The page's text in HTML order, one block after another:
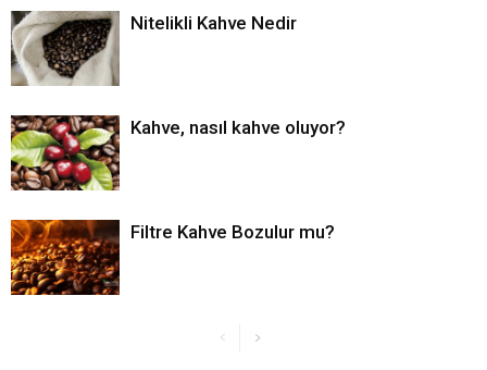
Nitelikli Kahve Nedir
Kahve, nasıl kahve oluyor?
Filtre Kahve Bozulur mu?